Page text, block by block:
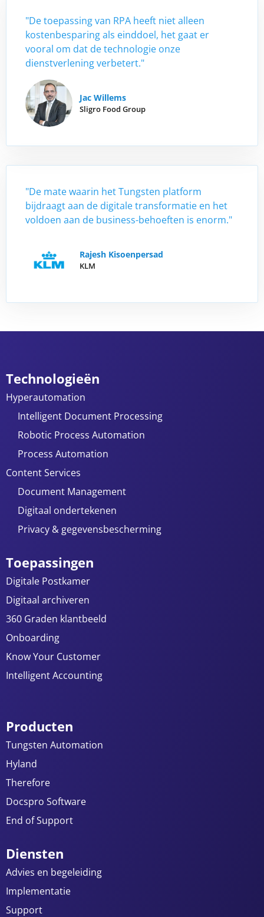
"De toepassing van RPA heeft niet alleen
kostenbesparing als einddoel, het gaat er
vooral om dat de technologie onze
dienstverlening verbetert."
Jac Willems
Sligro Food Group
"De mate waarin het Tungsten platform
bijdraagt aan de digitale transformatie en het
voldoen aan de business-behoeften is enorm."
Rajesh Kisoenpersad
KLM
Technologieën
Hyperautomation
Intelligent Document Processing
Robotic Process Automation
Process Automation
Content Services
Document Management
Digitaal ondertekenen
Privacy & gegevensbescherming
Toepassingen
Digitale Postkamer
Digitaal archiveren
360 Graden klantbeeld
Onboarding
Know Your Customer
Intelligent Accounting
Producten
Tungsten Automation
Hyland
Therefore
Docspro Software
End of Support
Diensten
Advies en begeleiding
Implementatie
Support